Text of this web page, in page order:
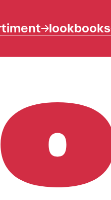
lookbooks